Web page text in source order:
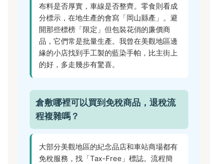
布料是否厚實，車線是否整齊。零食則看成
分標示，在地生產的會寫「岡山縣產」。避
開那些標榜「限定」但包裝花俏的廉價商
品，它們常是批量生產。我曾在美觀地區邊
緣的小店找到手工製的藍染手帕，比主街上
的好，多走幾步有驚喜。
倉敷哪裡可以買到免稅商品，退稅流
程複雜嗎？
大部分美觀地區的紀念品店和車站商場都有
免稅服務，找「Tax-Free」標誌。流程簡